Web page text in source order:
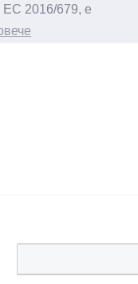
ЕС 2016/679, е